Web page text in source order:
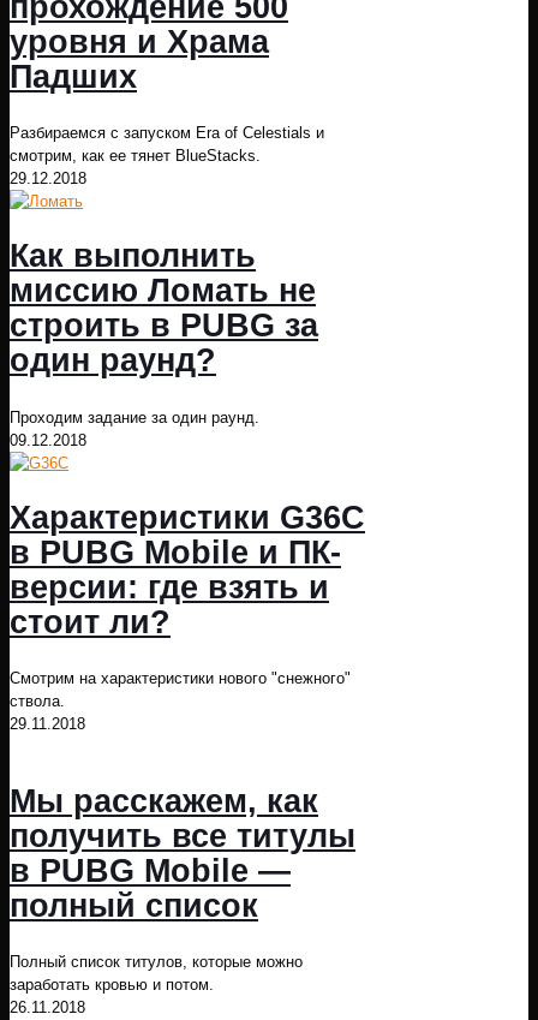
прохождение 500
уровня и Храма
Падших
Разбираемся с запуском Era of Celestials и
смотрим, как ее тянет BlueStacks.
29.12.2018
Как выполнить
миссию Ломать не
строить в PUBG за
один раунд?
Проходим задание за один раунд.
09.12.2018
Характеристики G36C
в PUBG Mobile и ПК-
версии: где взять и
стоит ли?
Смотрим на характеристики нового "снежного"
ствола.
29.11.2018
Мы расскажем, как
получить все титулы
в PUBG Mobile —
полный список
Полный список титулов, которые можно
заработать кровью и потом.
26.11.2018